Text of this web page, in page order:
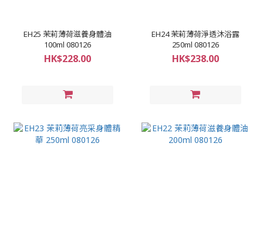
EH25 茉莉薄荷滋養身體油
100ml 080126
HK$228.00
EH24 茉莉薄荷淨透沐浴露
250ml 080126
HK$238.00